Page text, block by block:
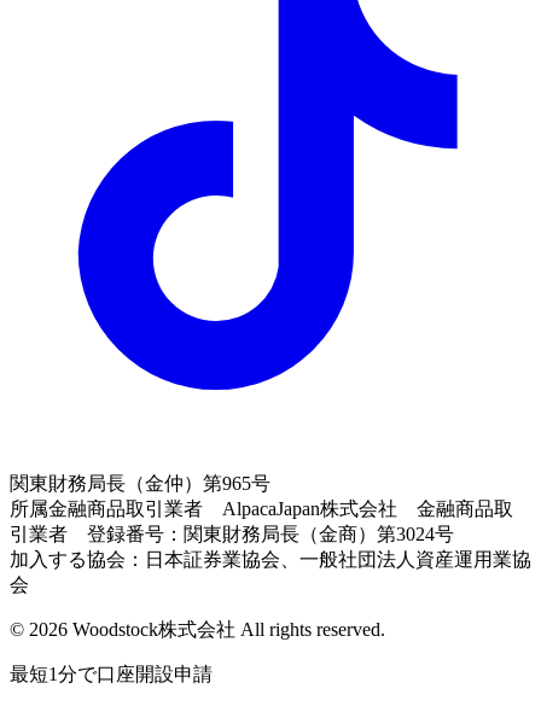
関東財務局長（金仲）第965号
所属金融商品取引業者 AlpacaJapan株式会社 金融商品取
引業者 登録番号：関東財務局長（金商）第3024号
加入する協会：日本証券業協会、一般社団法人資産運用業協
会
© 2026 Woodstock株式会社 All rights reserved.
最短1分で口座開設申請